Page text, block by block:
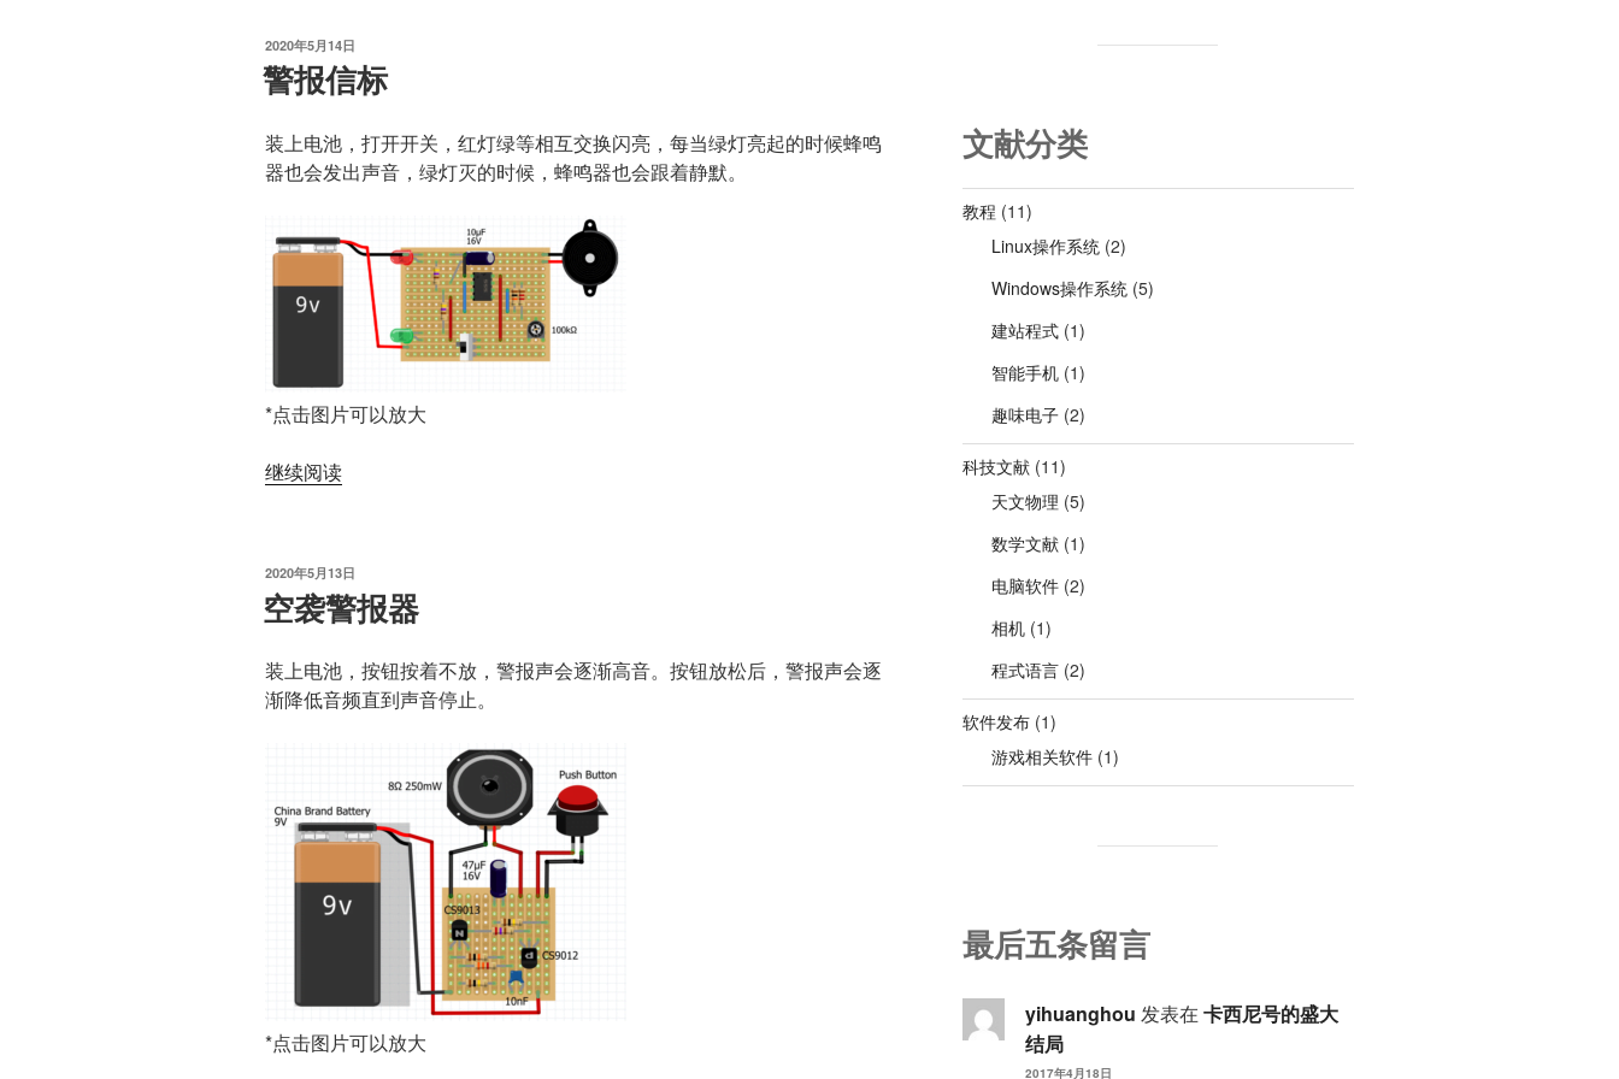
发
布
于
2020年5月14日
警报信标
装上电池，打开开关，红灯绿等相互交换闪亮，每当绿灯亮起的时候蜂鸣
器也会发出声音，绿灯灭的时候，蜂鸣器也会跟着静默。
*点击图片可以放大
继续阅读“警
发
布
于
2020年5月13日
空袭警报器
装上电池，按钮按着不放，警报声会逐渐高音。按钮放松后，警报声会逐
渐降低音频直到声音停止。
*点击图片可以放大
文献分类
教程 (11)
Linux操作系统(2)
Windows操作系统(5)
建站程式(1)
智能手机(1)
趣味电子(2)
科技文献(11)
天文物理 (5)
数学文献(1)
电脑软件(2)
相机(1)
程式语言(2)
软件发布(1)
游戏相关软件(1)
最后五条留言
yihuanghou 发表在 卡西尼号的盛大
结局
2017年4月18日